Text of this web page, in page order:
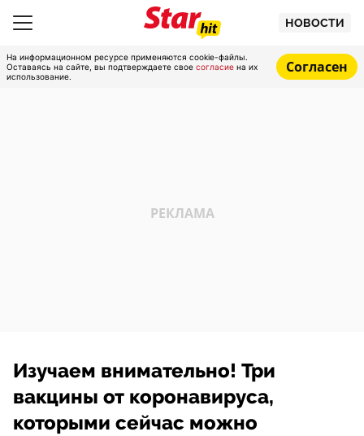
НОВОСТИ
На информационном ресурсе применяются cookie-файлы.
Оставаясь на сайте, вы подтверждаете свое согласие на их
использование.
Согласен
Изучаем внимательно! Три
вакцины от коронавируса,
которыми сейчас можно